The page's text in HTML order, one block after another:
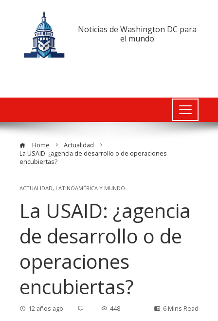
Noticias de Washington DC para
el mundo
Home
Actualidad
La USAID: ¿agencia de desarrollo o de operaciones
encubiertas?
ACTUALIDAD, LATINOAMÉRICA Y MUNDO
La USAID: ¿agencia
de desarrollo o de
operaciones
encubiertas?
12 años ago 448 6 Mins Read